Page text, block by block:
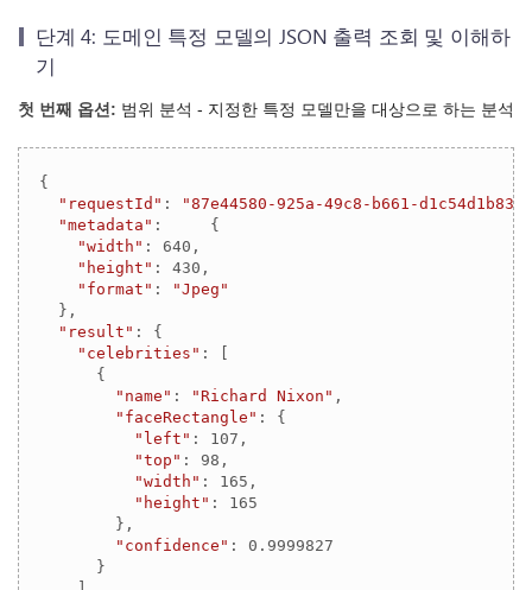
단계 4: 도메인 특정 모델의 JSON 출력 조회 및 이해하
기
첫 번째 옵션: 범위 분석 - 지정한 특정 모델만을 대상으로 하는 분석
{
"requestId" :
"87e44580-925a-49c8-b661-
"metadata" :     {
"width" : 640 ,
"height" : 430 ,
"format" :
"Jpeg"
  },
"result" : {
"celebrities" : [
      {
"name" : "Richard Nixon" ,
"faceRectangle" : {
"left" : 107 ,
"top" : 98 ,
"width" : 165 ,
"height" : 165
        },
"confidence" : 0.9999827
      }